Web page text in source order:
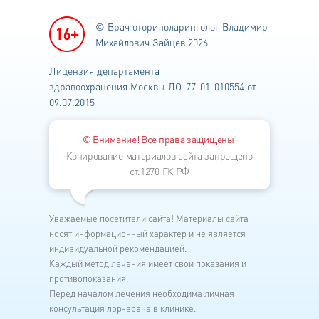
скапливается слизь, так
называемая киста Торнвальда, но у
меня не киста, а какая-то складка, в
которой по всей видимости
образовыватся эта слизь.
Оперировать не решается, говорит
что не уверена что это поможет.
На КТ пазухи чистые. Назначала
кортикостероиды на 4 месяца, от
них эффект был минимальный, и то
в первые две недели применения.
Потом назначила пропить две
недели муколитики и капать в нос
Назол Адванс. Но это тоже не
помогло.
Другой ЛОР смотрел, сказал что
имеются что-то вроде рубцов, как
после удаленных аденоидов,
© Врач оториноларинголог Владимир
Михайлович Зайцев 2026
Лицензия департамента
здравоохранения Москвы ЛО-77-01-010554 от
09.07.2015
© Внимание! Все права защищены!
Копирование материалов сайта запрещено
ст.1270 ГК РФ
Уважаемые посетители сайта! Материалы сайта
носят информационный характер и не является
индивидуальной рекомендацией.
Каждый метод лечения имеет свои показания и
противопоказания.
Перед началом лечения необходима личная
консультация лор-врача в клинике.